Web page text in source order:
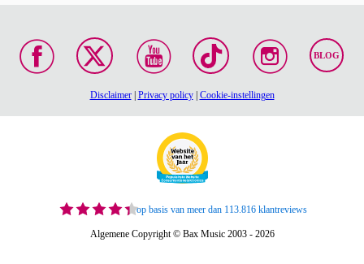
BLOG
Disclaimer| Privacy policy| Cookie-instellingen
op basis van meer dan 113.816 klantreviews
Algemene Copyright © Bax Music 2003 - 2026